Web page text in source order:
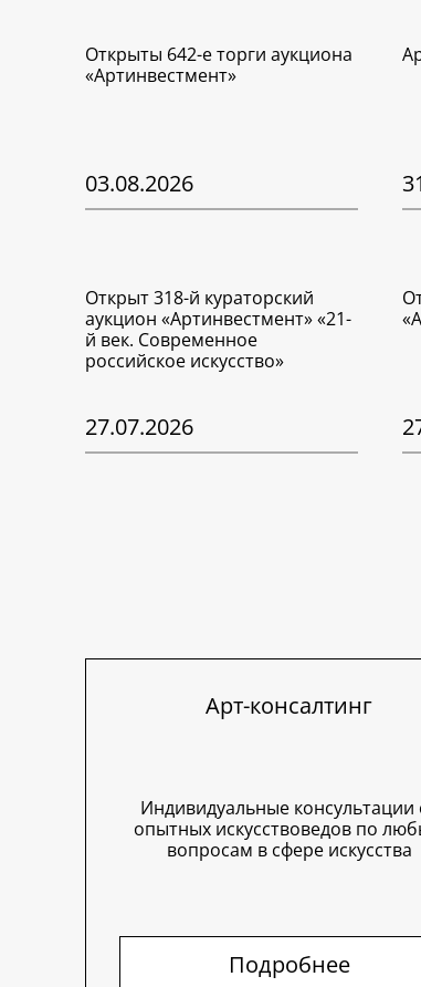
Открыты 642-е торги аукциона
«Артинвестмент»
03.08.2026
Открыт 318-й кураторский
аукцион «Артинвестмент» «21-
й век. Современное
российское искусство»
27.07.2026
Арт-консалтинг
Индивидуальные консультации
опытных искусствоведов по
вопросам в сфере искусства
Подробнее